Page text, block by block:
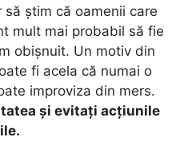
știm că oamenii care
mult mai probabil să fie
obișnuit. Un motiv din
fi acela că numai o
improviza din mers.
și evitați acțiunile